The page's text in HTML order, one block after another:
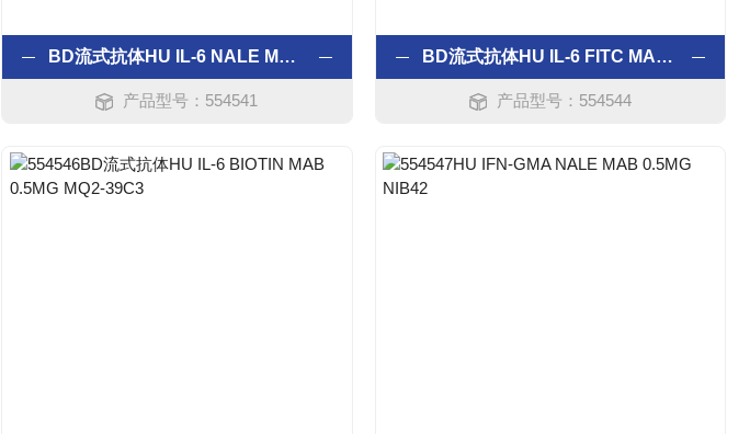
BD流式抗体HU IL-6 NALE MAB 0.5MG MQ2-13A5
产品型号：554541
BD流式抗体HU IL-6 FITC MAB 0.1MG MQ2-13A5
产品型号：554544